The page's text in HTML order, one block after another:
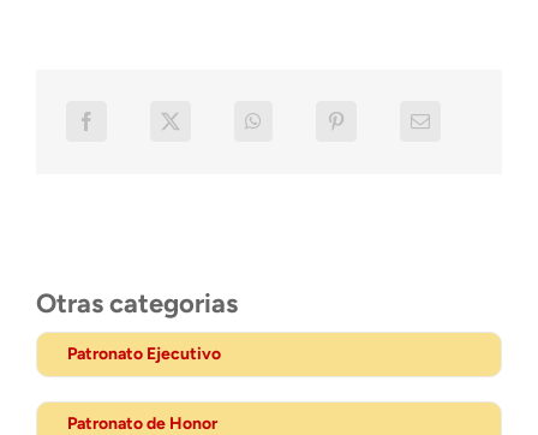
Otras categorias
Patronato Ejecutivo
Patronato de Honor